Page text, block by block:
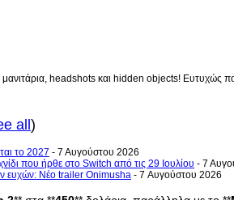
headshots και hidden objects! Ευτυχώς
all)
το 2027 - 7 Αυγούστου 2026
που ήρθε στο Switch από τις 29 Ιουλίου - 7
ευχών: Νέο trailer Onimusha - 7 Αυγούστου 2026